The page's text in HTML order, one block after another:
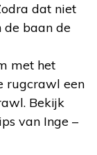
dat niet
de baan de
met het
rugcrawl een
Bekijk
van Inge –